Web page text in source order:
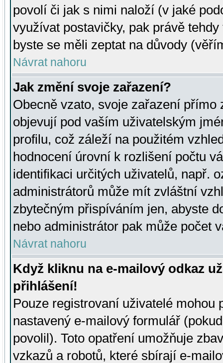
povolí či jak s nimi naloží (v jaké
využívat postavičky, pak právě
byste se měli zeptat na důvody
Návrat nahoru
Jak změní svoje zařazení?
Obecně vzato, svoje zařazení přímo
objevují pod vaším uživatelským
profilu, což záleží na použitém
hodnocení úrovní k rozlišení počtu
identifikaci určitých uživatelů, např.
administrátorů může mít zvláštní
zbytečným přispíváním jen, abyste
nebo administrátor pak může počet
Návrat nahoru
Když kliknu na e-mailový odkaz
přihlášení!
Pouze registrovaní uživatelé mohou
nastavený e-mailový formulář
povolil). Toto opatření umožňuje
vzkazů a robotů, které sbírají e-